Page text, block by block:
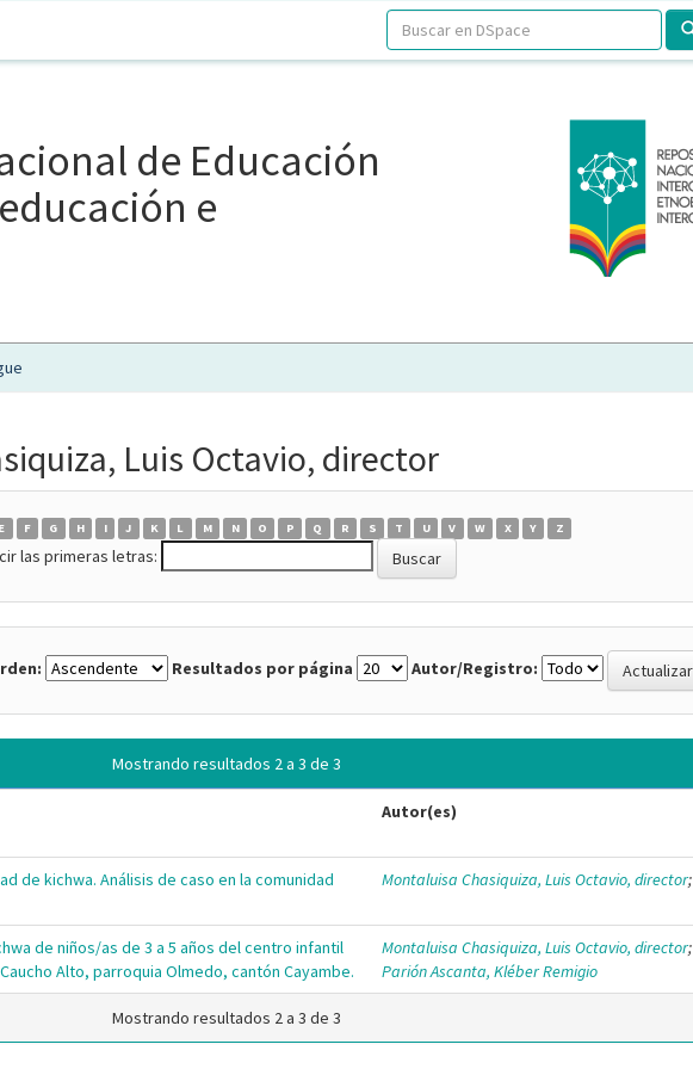
de Educación
e
Luis Octavio, director
E F G H I J K L M N O P Q R S T U V W X Y Z
las primeras letras:
Resultados por página Autor/Registro:
Mostrando resultados 2 a 3 de 3
Autor(es)
de kichwa. Análisis de caso en la comunidad
Montaluisa Chasiquiza, Luis Octavio, director;
de niños/as de 3 a 5 años del centro infantil
Alto, parroquia Olmedo, cantón Cayambe.
Montaluisa Chasiquiza, Luis Octavio, director;
Parión Ascanta, Kléber Remigio
Mostrando resultados 2 a 3 de 3